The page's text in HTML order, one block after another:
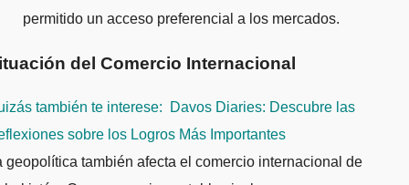
permitido un acceso preferencial a los mercados.
del Comercio Internacional
también te interese:
Davos Diaries: Descubre las
sobre los Logros Más Importantes
geopolítica también afecta el comercio internacional de